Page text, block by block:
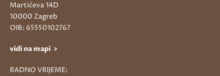
Martićeva 14D
10000 Zagreb
OIB: 65550102767
vidi na mapi >
RADNO VRIJEME: